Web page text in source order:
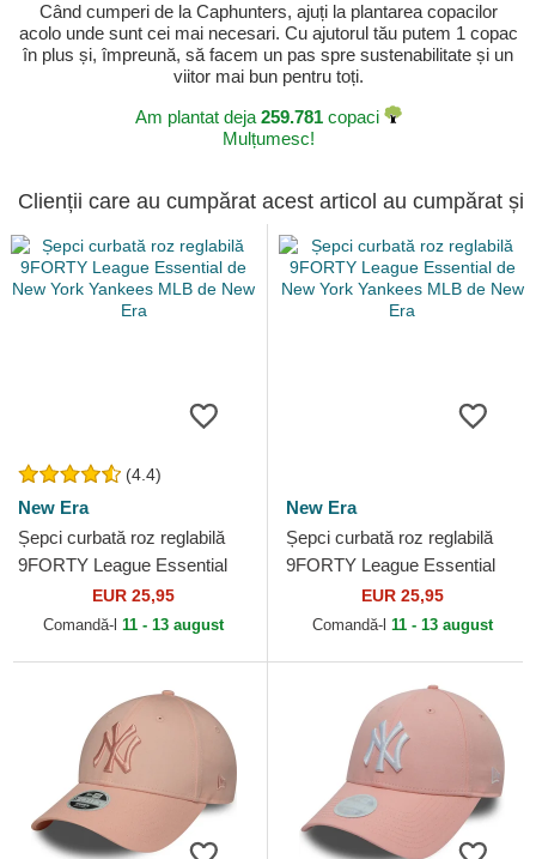
Când cumperi de la Caphunters, ajuți la plantarea copacilor
acolo unde sunt cei mai necesari. Cu ajutorul tău putem 1 copac
în plus și, împreună, să facem un pas spre sustenabilitate și un
viitor mai bun pentru toți.
Am plantat deja 259.781copaci
Mulțumesc!
Clienții care au cumpărat acest articol au cumpărat și
(4.4)
New Era
Șepci curbată roz reglabilă
9FORTY League Essential
de New York Yankees MLB
de New Era
EUR 25,95
Comandă-l 11 - 13 august
New Era
Șepci curbată roz reglabilă
9FORTY League Essential
de New York Yankees MLB
de New Era
EUR 25,95
Comandă-l 11 - 13 august